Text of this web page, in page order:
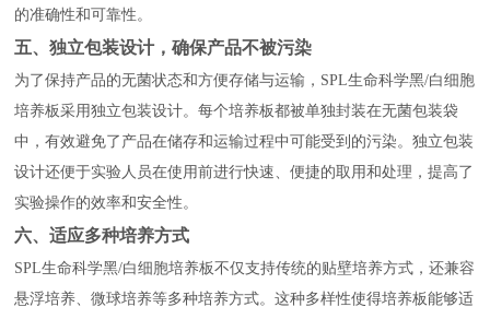
的准确性和可靠性。
五、独立包装设计，确保产品不被污染
为了保持产品的无菌状态和方便存储与运输，SPL生命科学黑/白细胞
培养板采用独立包装设计。每个培养板都被单独封装在无菌包装袋
中，有效避免了产品在储存和运输过程中可能受到的污染。独立包装
设计还便于实验人员在使用前进行快速、便捷的取用和处理，提高了
实验操作的效率和安全性。
六、适应多种培养方式
SPL生命科学黑/白细胞培养板不仅支持传统的贴壁培养方式，还兼容
悬浮培养、微球培养等多种培养方式。这种多样性使得培养板能够适